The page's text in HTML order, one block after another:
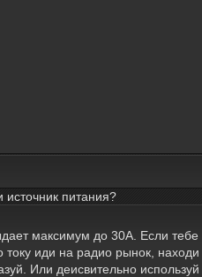
источник питания?
максимум до 30А. Если тебе
току иди на радио рынок,
Или деисвительно